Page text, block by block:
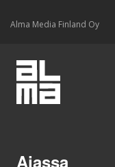
Alma Media Finland Oy